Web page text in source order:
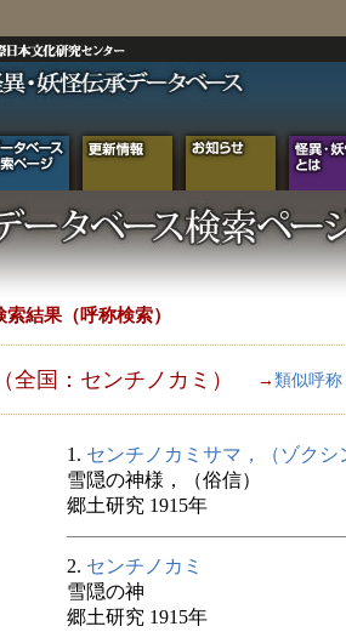
索結果（呼称検索）
（全国：センチノカミ） → 類似呼称
1. センチノカミサマ，（ゾクシ
雪隠の神様，（俗信）
郷土研究 1915年
2. センチノカミ
雪隠の神
郷土研究 1915年